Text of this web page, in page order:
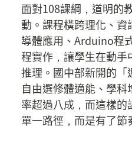
面對108課綱，道明的
動。課程橫跨理化、
導體應用、Arduino程
程實作，讓學生在動
推理。國中部新開的
自由選修體適能、學
率超過八成，而這樣
單一路徑，而是有了節